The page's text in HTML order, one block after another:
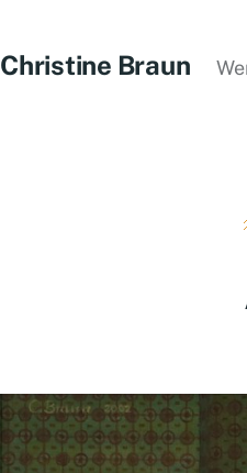
Christine Braun